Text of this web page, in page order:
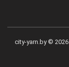
city-yarn.by © 2026